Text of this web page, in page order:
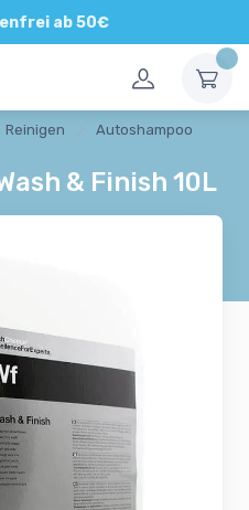
ab 50€
Beratung
Reinigen Autoshampoo
& Finish 10L